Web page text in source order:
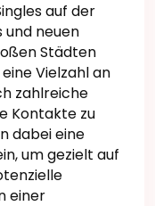
auf der
und neuen
Städten
Vielzahl an
zahlreiche
Kontakte zu
dabei eine
um gezielt auf
einer